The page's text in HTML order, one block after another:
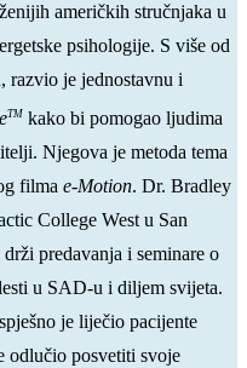
američkih stručnjaka u
psihologije. S više od
razvio je jednostavnu i
TM kako bi pomogao ljudima
Njegova je metoda tema
filma e-Motion. Dr. Bradley
College West u San
predavanja i seminare o
u SAD-u i diljem svijeta.
je liječio pacijente
odlučio posvetiti svoje